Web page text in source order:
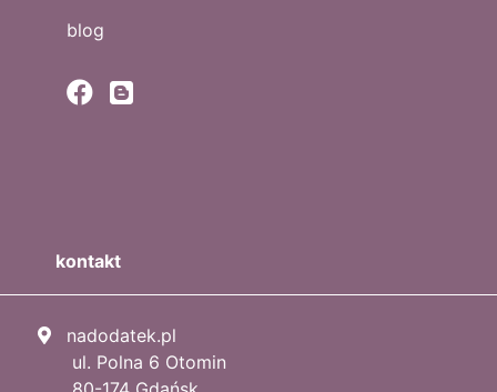
blog
kontakt
nadodatek.pl
ul. Polna 6 Otomin